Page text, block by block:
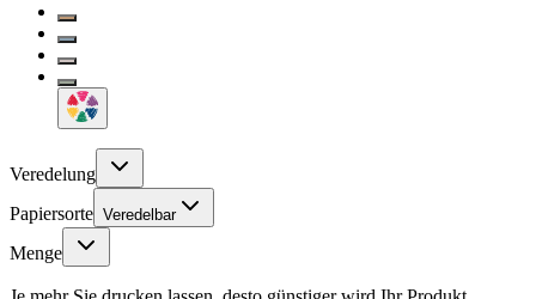
Veredelung
Papiersorte Veredelbar
Menge